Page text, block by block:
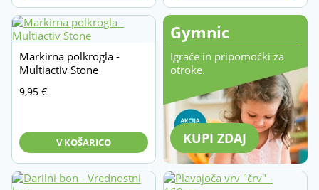
Markirna polkrogla -
Multiactiv Stone
9,95 €
V KOŠARICO
Gymnic
Igrače in pripomočki za
otroke.
KUPI ZDAJ